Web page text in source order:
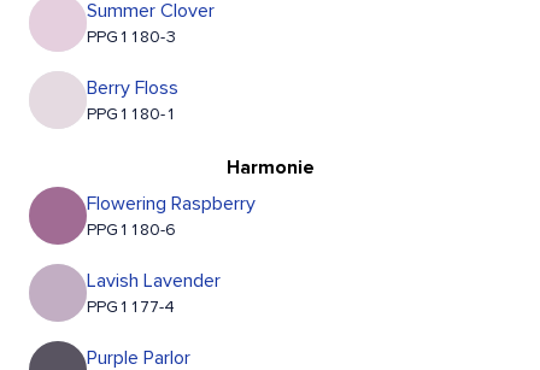
Summer Clover
PPG1180-3
Berry Floss
PPG1180-1
Harmonie
Flowering Raspberry
PPG1180-6
Lavish Lavender
PPG1177-4
Purple Parlor